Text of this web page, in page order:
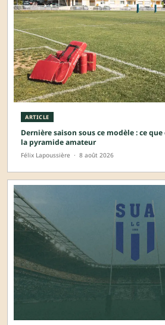
ARTICLE
Dernière saison sous ce modèle : ce
la pyramide amateur
Félix Lapoussière · 8 août 2026